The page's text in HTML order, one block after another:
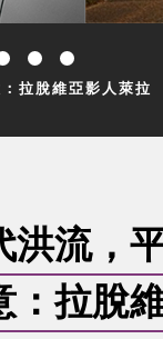
拉脫維亞影人萊拉
洪流，
：拉脫